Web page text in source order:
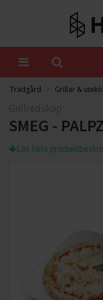
Trädgård Grillar &
Grillredskap
SMEG - PALPZ
Läs hela